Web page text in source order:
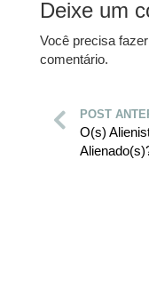
Deixe um
Você precisa
comentário.
POST
O(s)